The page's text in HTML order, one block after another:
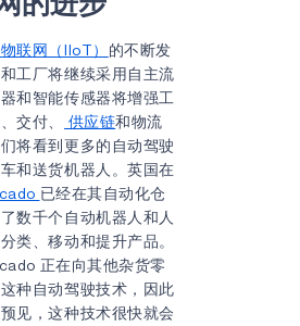
联网（IIoT） 的不断发
工厂将继续采用自主流
和智能传感器将增强工
交付、
供应链和物流
将看到更多的自动驾驶
和送货机器人。英国在
已经在其自动化仓
数千个自动机器人和人
类、移动和提升产品。
正在向其他杂货零
种自动驾驶技术，因此
见，这种技术很快就会